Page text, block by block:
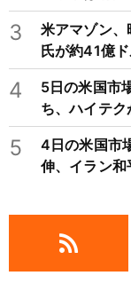
3
米アマゾン
氏が約41億
4
5日の米国市
ち、ハイテク
5
4日の米国市
伸、イラン